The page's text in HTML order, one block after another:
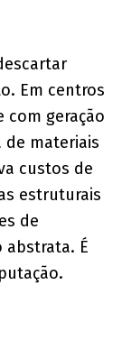
Em centros
com geração
de materiais
custos de
estruturais
de
abstrata. É